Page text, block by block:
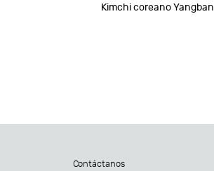
Kimchi coreano Yangban
Contáctanos